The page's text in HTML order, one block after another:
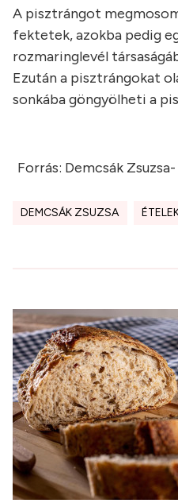
A pisztrángot
fektetek, azokba pedig
rozmaringlevél
Ezután a pisztrángokat
sonkába göngyölheti a
Forrás: Demcsák
DEMCSÁK ZSUZSA